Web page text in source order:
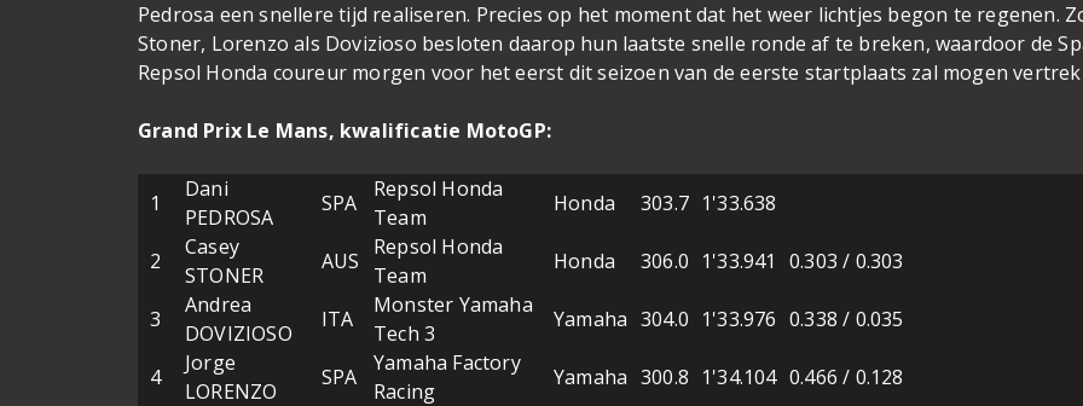
Pedrosa een snellere tijd realiseren. Precies op het moment dat het weer lichtjes begon te regenen.
Stoner, Lorenzo als Dovizioso besloten daarop hun laatste snelle ronde af te breken, waardoor de
Repsol Honda coureur morgen voor het eerst dit seizoen van de eerste startplaats zal mogen
Grand Prix Le Mans, kwalificatie MotoGP:
1
Dani
PEDROSA
SPA
Repsol Honda
Team
Honda 303.7 1'33.638
2
Casey
STONER
AUS
Repsol Honda
Team
Honda 306.0 1'33.941 0.303 / 0.303
3
Andrea
DOVIZIOSO
ITA
Monster Yamaha
Tech 3
Yamaha 304.0 1'33.976 0.338 / 0.035
4
Jorge
LORENZO
SPA
Yamaha Factory
Racing
Yamaha 300.8 1'34.104 0.466 / 0.128